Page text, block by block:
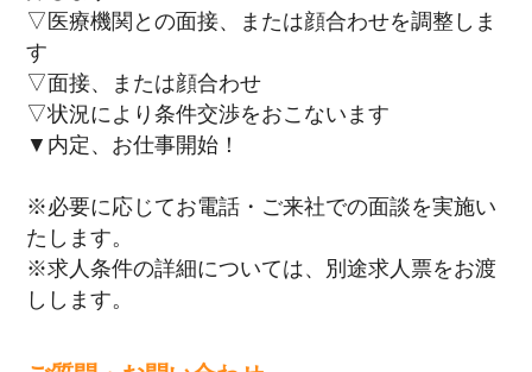
▽医療機関との面接、または顔合わせを調整しま
す
▽面接、または顔合わせ
▽状況により条件交渉をおこないます
▼内定、お仕事開始！
※必要に応じてお電話・ご来社での面談を実施い
たします。
※求人条件の詳細については、別途求人票をお渡
しします。